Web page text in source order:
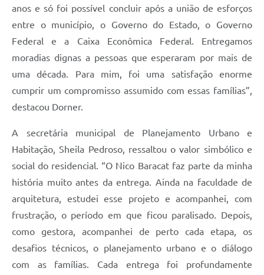
anos e só foi possível concluir após a união de esforços
entre o município, o Governo do Estado, o Governo
Federal e a Caixa Econômica Federal. Entregamos
moradias dignas a pessoas que esperaram por mais de
uma década. Para mim, foi uma satisfação enorme
cumprir um compromisso assumido com essas famílias”,
destacou Dorner.
A secretária municipal de Planejamento Urbano e
Habitação, Sheila Pedroso, ressaltou o valor simbólico e
social do residencial. “O Nico Baracat faz parte da minha
história muito antes da entrega. Ainda na faculdade de
arquitetura, estudei esse projeto e acompanhei, com
frustração, o período em que ficou paralisado. Depois,
como gestora, acompanhei de perto cada etapa, os
desafios técnicos, o planejamento urbano e o diálogo
com as famílias. Cada entrega foi profundamente